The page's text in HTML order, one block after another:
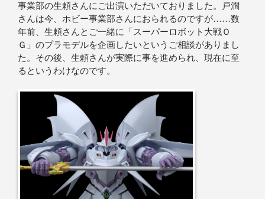
事業部の生頼さんにご出演いただいておりました。戸澗
さんは今、ホビー事業部さんにおられるのですが……数
年前、生頼さんとご一緒に「スーパーロボット大戦Ｏ
Ｇ」のプラモデルを企画したいというご相談がありまし
た。その後、生頼さんが実際に事を進められ、現在に至
るというわけなのです。